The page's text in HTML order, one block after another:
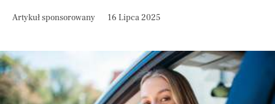
Artykuł sponsorowany 16 Lipca 2025